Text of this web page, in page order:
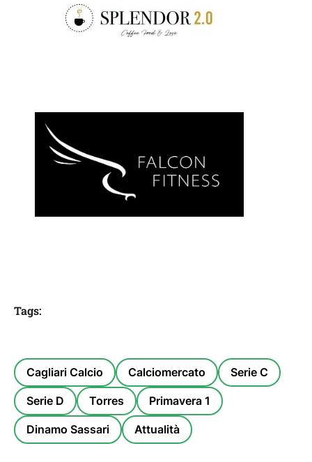
Tags:
Cagliari Calcio Calciomercato Serie C
Serie D Torres Primavera 1
Dinamo Sassari Attualità